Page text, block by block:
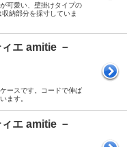
可愛い、壁掛けタイプの
納部分を採寸していま
エ amitie －
ースです。コードで伸ば
ます。
エ amitie －